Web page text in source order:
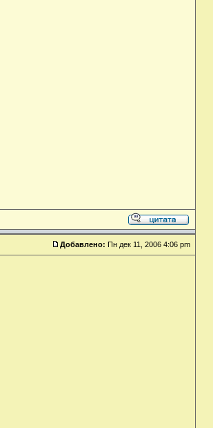
Добавлено: Пн дек 11, 2006 4:06 pm